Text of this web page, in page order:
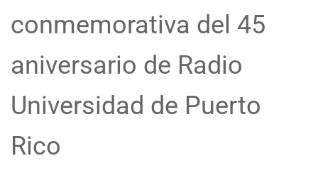
conmemorativa del 45
aniversario de Radio
Universidad de Puerto
Rico